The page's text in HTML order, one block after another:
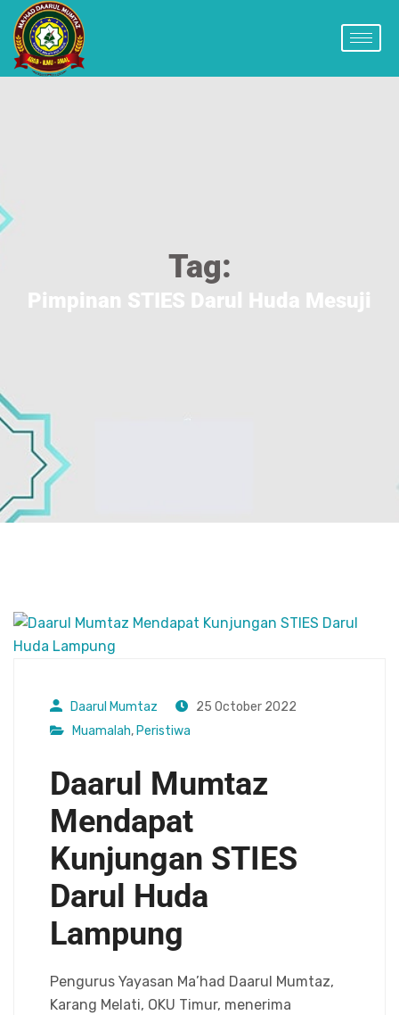
Tag:
Pimpinan STIES Darul Huda Mesuji
Daarul Mumtaz
25 October 2022
Muamalah, Peristiwa
Daarul Mumtaz
Mendapat
Kunjungan STIES
Darul Huda
Lampung
Pengurus Yayasan Ma’had Daarul Mumtaz,
Karang Melati, OKU Timur, menerima